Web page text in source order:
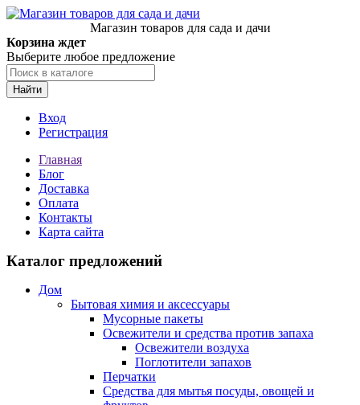
Магазин товаров для сада и дачи
Корзина ждет
Выберите любое предложение
Найти
Вход
Регистрация
Главная
Блог
Доставка
Оплата
Контакты
Карта сайта
Каталог предложений
Дом
Бытовая химия и аксессуары
Мусорные пакеты
Освежители и средства против запаха
Освежители воздуха
Поглотители запахов
Перчатки
Средства для мытья посуды, овощей и